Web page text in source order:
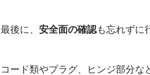
最後に、 安全面の確認も忘れずに
コード類やプラグ、ヒンジ部分